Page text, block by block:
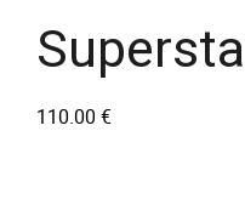
110.00 €